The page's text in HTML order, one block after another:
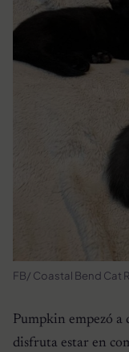
FB/ Coastal Bend Cat
Pumpkin empezó a
disfruta estar en